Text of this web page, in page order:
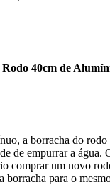
40cm de
a borracha do rodo
de empurrar a água.
comprar um novo
borracha para o